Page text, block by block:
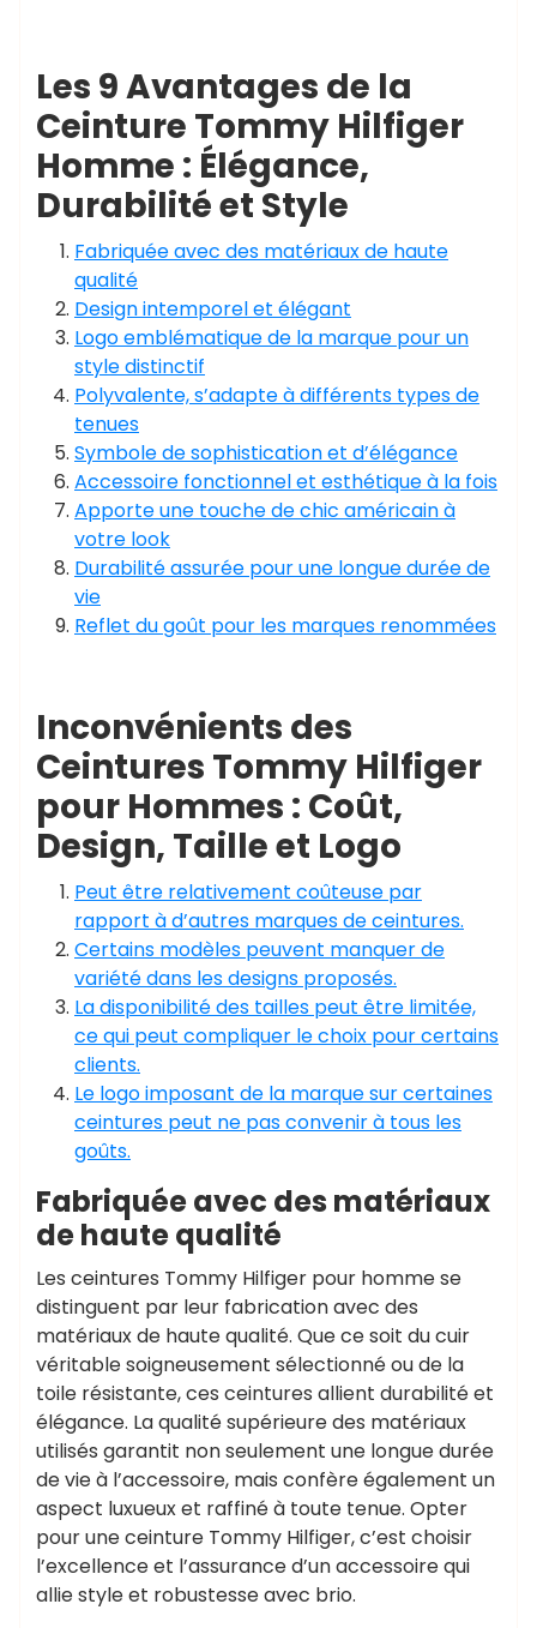
Les 9 Avantages de la
Ceinture Tommy Hilfiger
Homme : Élégance,
Durabilité et Style
Fabriquée avec des matériaux de haute
qualité
Design intemporel et élégant
Logo emblématique de la marque pour un
style distinctif
Polyvalente, s’adapte à différents types de
tenues
Symbole de sophistication et d’élégance
Accessoire fonctionnel et esthétique à la fois
Apporte une touche de chic américain à
votre look
Durabilité assurée pour une longue durée de
vie
Reflet du goût pour les marques renommées
Inconvénients des
Ceintures Tommy Hilfiger
pour Hommes : Coût,
Design, Taille et Logo
Peut être relativement coûteuse par
rapport à d’autres marques de ceintures.
Certains modèles peuvent manquer de
variété dans les designs proposés.
La disponibilité des tailles peut être limitée,
ce qui peut compliquer le choix pour certains
clients.
Le logo imposant de la marque sur certaines
ceintures peut ne pas convenir à tous les
goûts.
Fabriquée avec des matériaux
de haute qualité
Les ceintures Tommy Hilfiger pour homme se
distinguent par leur fabrication avec des
matériaux de haute qualité. Que ce soit du cuir
véritable soigneusement sélectionné ou de la
toile résistante, ces ceintures allient durabilité et
élégance. La qualité supérieure des matériaux
utilisés garantit non seulement une longue durée
de vie à l’accessoire, mais confère également un
aspect luxueux et raffiné à toute tenue. Opter
pour une ceinture Tommy Hilfiger, c’est choisir
l’excellence et l’assurance d’un accessoire qui
allie style et robustesse avec brio.